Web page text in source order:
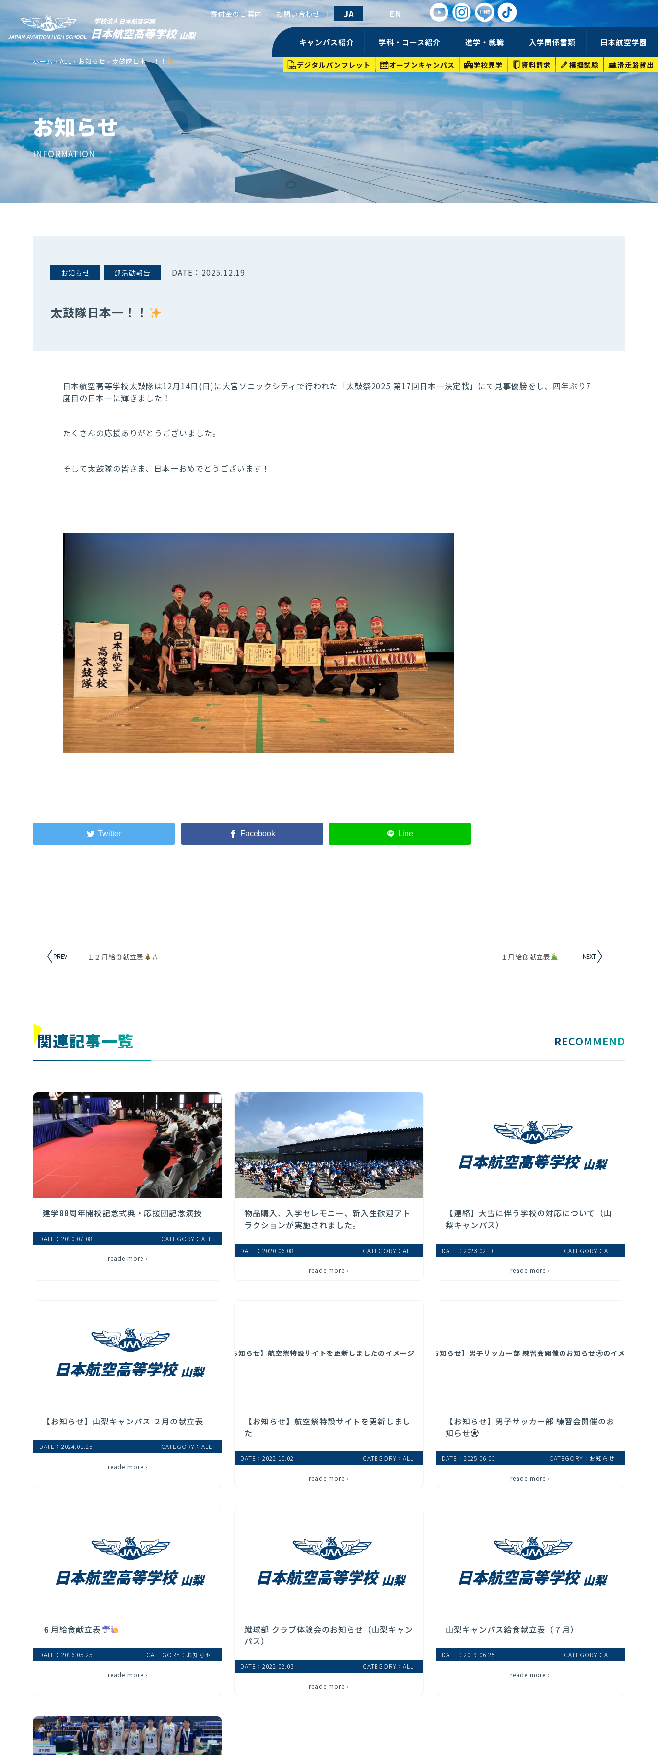
寄付金のご案内 お問い合わせ JA EN
キャンパス紹介 学科・コース紹介 進学・就職 入学関係書類 日本航空学園
デジタルパンフレット オープンキャンパス 学校見学 資料請求 模擬試験 滑走路貸出
ホーム › ALL › お知らせ › 太鼓隊日本一！！
お知らせ
INFORMATION
INFORMATION
お知らせ 部活動報告 DATE： 2025.12.19
太鼓隊日本一！！
日本航空高等学校太鼓隊は12月14日(日)に大宮ソニックシティで行われた「太鼓祭2025 第17回日本一決定戦」にて見事優勝をし、四年ぶり7
度目の日本一に輝きました！
たくさんの応援ありがとうございました。
そして太鼓隊の皆さま、日本一おめでとうございます！
１２月給食献立表 ⁂ １月給食献立表
関連記事一覧 RECOMMEND
建学88周年開校記念式典・応援団記念演技
DATE：2020.07.08 CATEGORY：ALL
reade more ›
物品購入、入学セレモニー、新入生歓迎アト
ラクションが実施されました。
DATE：2020.06.08 CATEGORY：ALL
reade more ›
【連絡】大雪に伴う学校の対応について（山
梨キャンパス）
DATE：2023.02.10 CATEGORY：ALL
reade more ›
【お知らせ】山梨キャンパス ２月の献立表
DATE：2024.01.25 CATEGORY：ALL
reade more ›
【お知らせ】航空祭特設サイトを更新しまし
た
DATE：2022.10.02 CATEGORY：ALL
reade more ›
【お知らせ】男子サッカー部 練習会開催のお
知らせ
DATE：2025.06.03 CATEGORY：お知らせ
reade more ›
６月給食献立表
DATE：2026.05.25 CATEGORY：お知らせ
reade more ›
蹴球部 クラブ体験会のお知らせ（山梨キャン
パス）
DATE：2022.08.03 CATEGORY：ALL
reade more ›
山梨キャンパス給食献立表（７月）
DATE：2019.06.25 CATEGORY：ALL
reade more ›